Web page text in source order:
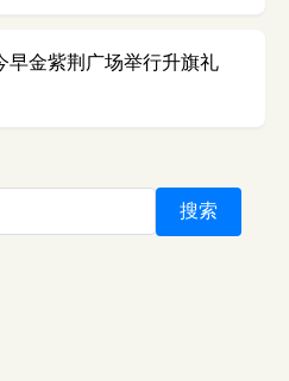
早金紫荆广场举行升旗礼
搜索